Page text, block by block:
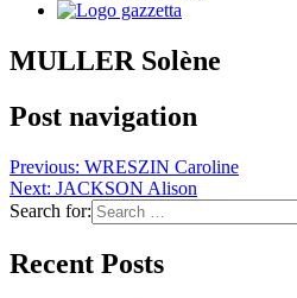
MULLER Solène
Post navigation
Previous: WRESZIN Caroline
Next: JACKSON Alison
Search for:
Recent Posts